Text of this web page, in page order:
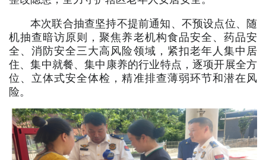
文山市 砚山县 西畴县 麻栗坡县
马关县 丘北县 广南县 富宁县
视听
视频快刷 视频点播 阿文工作室 文山新闻
壮语节目 苗语节目 瑶语节目
本次联合抽查坚持不提前通知、不预设点位、随
机抽查暗访原则，聚焦养老机构食品安全、药品安
全、消防安全三大高风险领域，紧扣老年人集中居
住、集中就餐、集中康养的行业特点，逐项开展全方
位、立体式安全体检，精准排查薄弱环节和潜在风
险。